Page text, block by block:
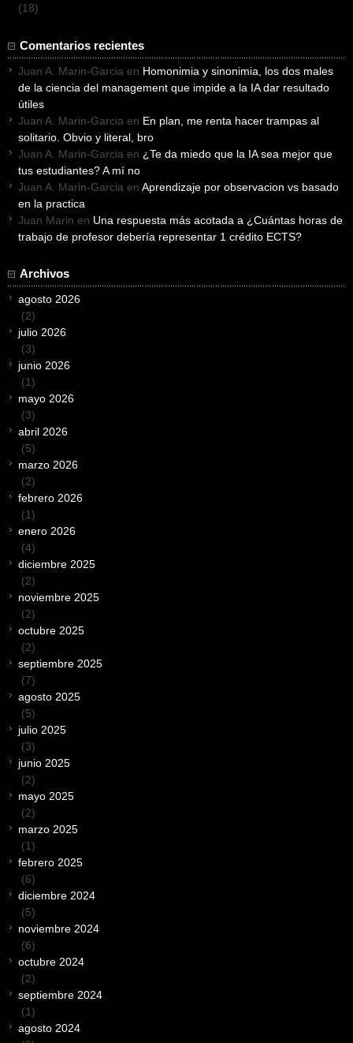
(18)
Comentarios recientes
Juan A. Marin-Garcia en Homonimia y sinonimia, los dos males
de la ciencia del management que impide a la IA dar resultado
útiles
Juan A. Marin-Garcia en En plan, me renta hacer trampas al
solitario. Obvio y literal, bro
Juan A. Marin-Garcia en ¿Te da miedo que la IA sea mejor que
tus estudiantes? A mí no
Juan A. Marin-Garcia en Aprendizaje por observacion vs basado
en la practica
Juan Marin en Una respuesta más acotada a ¿Cuántas horas de
trabajo de profesor debería representar 1 crédito ECTS?
Archivos
agosto 2026
(2)
julio 2026
(3)
junio 2026
(1)
mayo 2026
(3)
abril 2026
(5)
marzo 2026
(2)
febrero 2026
(1)
enero 2026
(4)
diciembre 2025
(2)
noviembre 2025
(2)
octubre 2025
(2)
septiembre 2025
(7)
agosto 2025
(5)
julio 2025
(3)
junio 2025
(2)
mayo 2025
(2)
marzo 2025
(1)
febrero 2025
(6)
diciembre 2024
(5)
noviembre 2024
(6)
octubre 2024
(2)
septiembre 2024
(1)
agosto 2024